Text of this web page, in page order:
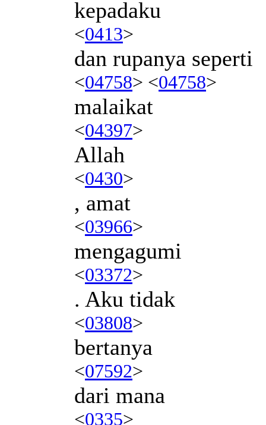
kepadaku
<0413>
dan rupanya seperti
<04758> <04758>
malaikat
<04397>
Allah
<0430>
, amat
<03966>
mengagumi
<03372>
. Aku tidak
<03808>
bertanya
<07592>
dari mana
<0335>